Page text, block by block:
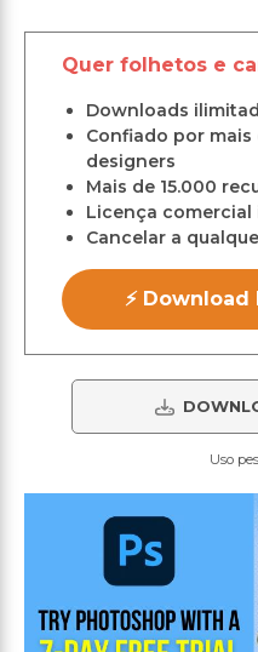
Quer folhetos e
Downloads
Confiado por mais
designers
Mais de 15.000
Licença comercial
Cancelar a
⚡
Uso